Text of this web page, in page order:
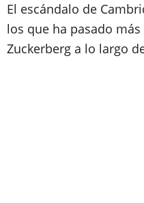
El escándalo de
los que ha pasado
Zuckerberg a lo largo